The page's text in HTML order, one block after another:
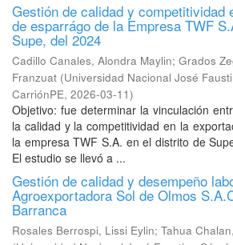
Gestión de calidad y competitividad
de esparrágo de la Empresa TWF
Supe, del 2024
Cadillo Canales, Alondra Maylin; Grados
Franzuat (Universidad Nacional José
CarriónPE, 2026-03-11)
Objetivo: fue determinar la vinculación
la calidad y la competitividad en la
la empresa TWF S.A. en el distrito de
El estudio se llevó a ...
Gestión de calidad y desempeño
Agroexportadora Sol de Olmos
Barranca
Rosales Berrospi, Lissi Eylin; Tahua